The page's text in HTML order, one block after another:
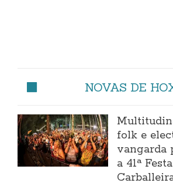
NOVAS DE
folk e
vangarda
a 41ª